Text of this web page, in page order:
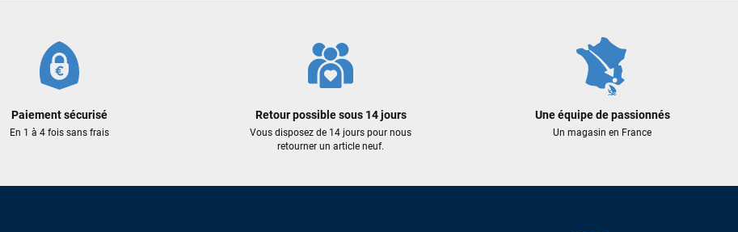
Paiement sécurisé
En 1 à 4 fois sans frais
Retour possible sous 14 jours
Vous disposez de 14 jours pour nous
retourner un article neuf.
Une équipe de passionnés
Un magasin en France
la commande est partie le lendemain, et j’ai bien reçu tout le matériel
dans un colis propre et soigné. Plus qu’à tester ça sur l’eau ! Je
recommande vivement ce magasin pour son professionnalisme et sa
il y a un mois
trouvé une pépite à laquelle je n'aurais jamais pensé ! Excellent conseil